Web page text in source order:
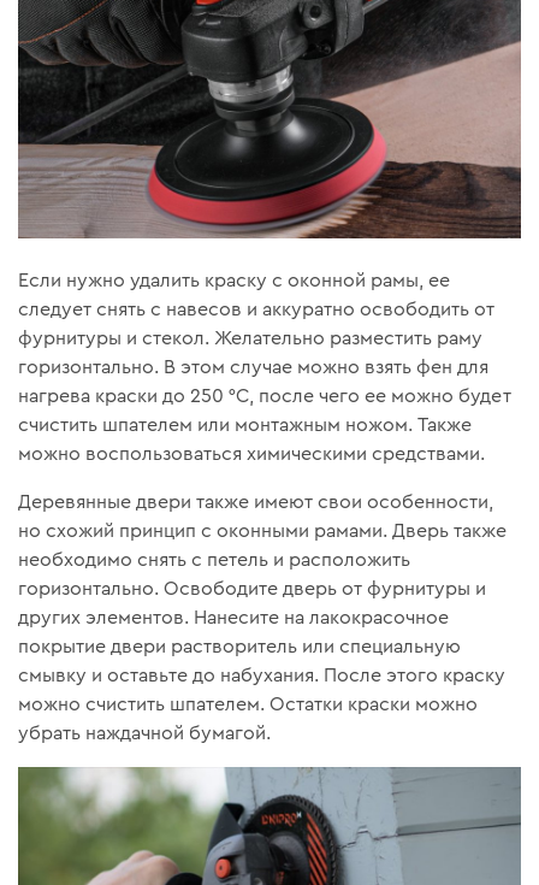
Если нужно удалить краску с оконной рамы, ее
следует снять с навесов и аккуратно освободить от
фурнитуры и стекол. Желательно разместить раму
горизонтально. В этом случае можно взять фен для
нагрева краски до 250 °С, после чего ее можно будет
счистить шпателем или монтажным ножом. Также
можно воспользоваться химическими средствами.
Деревянные двери также имеют свои особенности,
но схожий принцип с оконными рамами. Дверь также
необходимо снять с петель и расположить
горизонтально. Освободите дверь от фурнитуры и
других элементов. Нанесите на лакокрасочное
покрытие двери растворитель или специальную
смывку и оставьте до набухания. После этого краску
можно счистить шпателем. Остатки краски можно
убрать наждачной бумагой.